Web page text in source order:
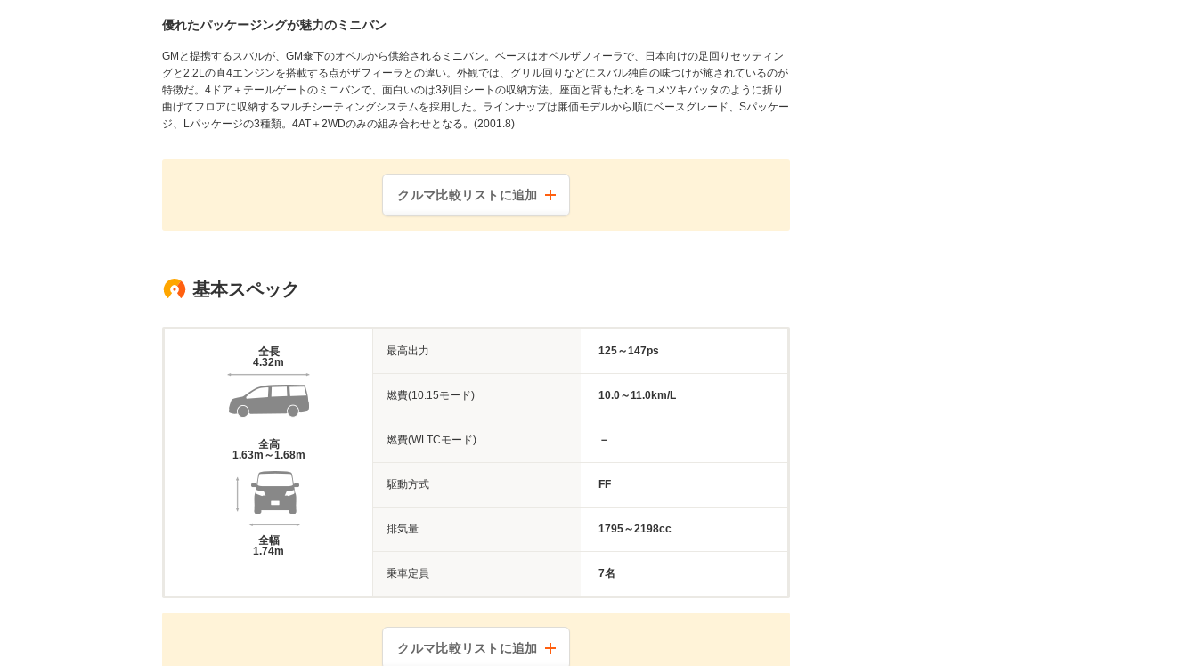
優れたパッケージングが魅力のミニバン
GMと提携するスバルが、GM傘下のオペルから供給されるミニバン。ベースはオペルザフィーラで、日本向けの足回りセッティン
グと2.2Lの直4エンジンを搭載する点がザフィーラとの違い。外観では、グリル回りなどにスバル独自の味つけが施されているのが
特徴だ。4ドア＋テールゲートのミニバンで、面白いのは3列目シートの収納方法。座面と背もたれをコメツキバッタのように折り
曲げてフロアに収納するマルチシーティングシステムを採用した。ラインナップは廉価モデルから順にベースグレード、Sパッケー
ジ、Lパッケージの3種類。4AT＋2WDのみの組み合わせとなる。(2001.8)
クルマ比較リストに追加
基本スペック
全長
4.32m
全高
1.63m～1.68m
全幅
1.74m
最高出力 125～147ps
燃費(10.15モード) 10.0～11.0km/L
燃費(WLTCモード) －
駆動方式 FF
排気量 1795～2198cc
乗車定員 7名
クルマ比較リストに追加